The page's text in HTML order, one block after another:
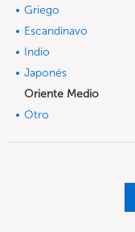
Griego
Escandinavo
Indio
Japonés
Oriente Medio
Otro